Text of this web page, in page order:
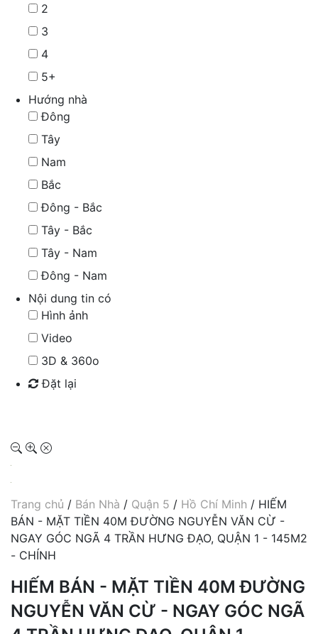
2
3
4
5+
Hướng nhà
Đông
Tây
Nam
Bắc
Đông - Bắc
Tây - Bắc
Tây - Nam
Đông - Nam
Nội dung tin có
Hình ảnh
Video
3D & 360o
Đặt lại
Trang chủ / Bán Nhà / Quận 5 / Hồ Chí Minh / HIẾM
BÁN - MẶT TIỀN 40M ĐƯỜNG NGUYỄN VĂN CỪ -
NGAY GÓC NGÃ 4 TRẦN HƯNG ĐẠO, QUẬN 1 - 145M2
- CHÍNH
HIẾM BÁN - MẶT TIỀN 40M ĐƯỜNG
NGUYỄN VĂN CỪ - NGAY GÓC NGÃ